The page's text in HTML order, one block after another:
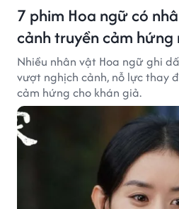
7 phim Hoa ngữ có
cảnh truyền cảm hứng
Nhiều nhân vật Hoa ngữ ghi
vượt nghịch cảnh, nỗ lực thay
cảm hứng cho khán giả.